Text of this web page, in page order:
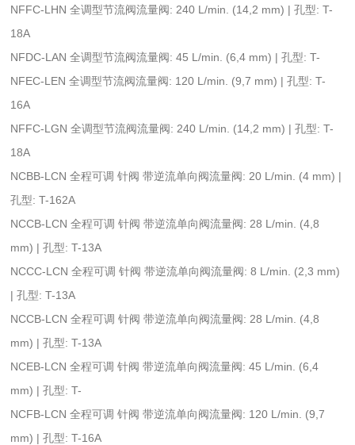
NFFC-LHN 全调型节流阀流量阀: 240 L/min. (14,2 mm) | 孔型: T-
18A
NFDC-LAN 全调型节流阀流量阀: 45 L/min. (6,4 mm) | 孔型: T-
NFEC-LEN 全调型节流阀流量阀: 120 L/min. (9,7 mm) | 孔型: T-
16A
NFFC-LGN 全调型节流阀流量阀: 240 L/min. (14,2 mm) | 孔型: T-
18A
NCBB-LCN 全程可调 针阀 带逆流单向阀流量阀: 20 L/min. (4 mm) |
孔型: T-162A
NCCB-LCN 全程可调 针阀 带逆流单向阀流量阀: 28 L/min. (4,8
mm) | 孔型: T-13A
NCCC-LCN 全程可调 针阀 带逆流单向阀流量阀: 8 L/min. (2,3 mm)
| 孔型: T-13A
NCCB-LCN 全程可调 针阀 带逆流单向阀流量阀: 28 L/min. (4,8
mm) | 孔型: T-13A
NCEB-LCN 全程可调 针阀 带逆流单向阀流量阀: 45 L/min. (6,4
mm) | 孔型: T-
NCFB-LCN 全程可调 针阀 带逆流单向阀流量阀: 120 L/min. (9,7
mm) | 孔型: T-16A